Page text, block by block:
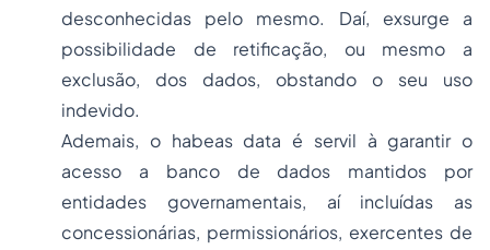
desconhecidas pelo mesmo. Daí, exsurge a
possibilidade de retificação, ou mesmo a
exclusão, dos dados, obstando o seu uso
indevido.
Ademais, o habeas data é servil à garantir o
acesso a banco de dados mantidos por
entidades governamentais, aí incluídas as
concessionárias, permissionários, exercentes de